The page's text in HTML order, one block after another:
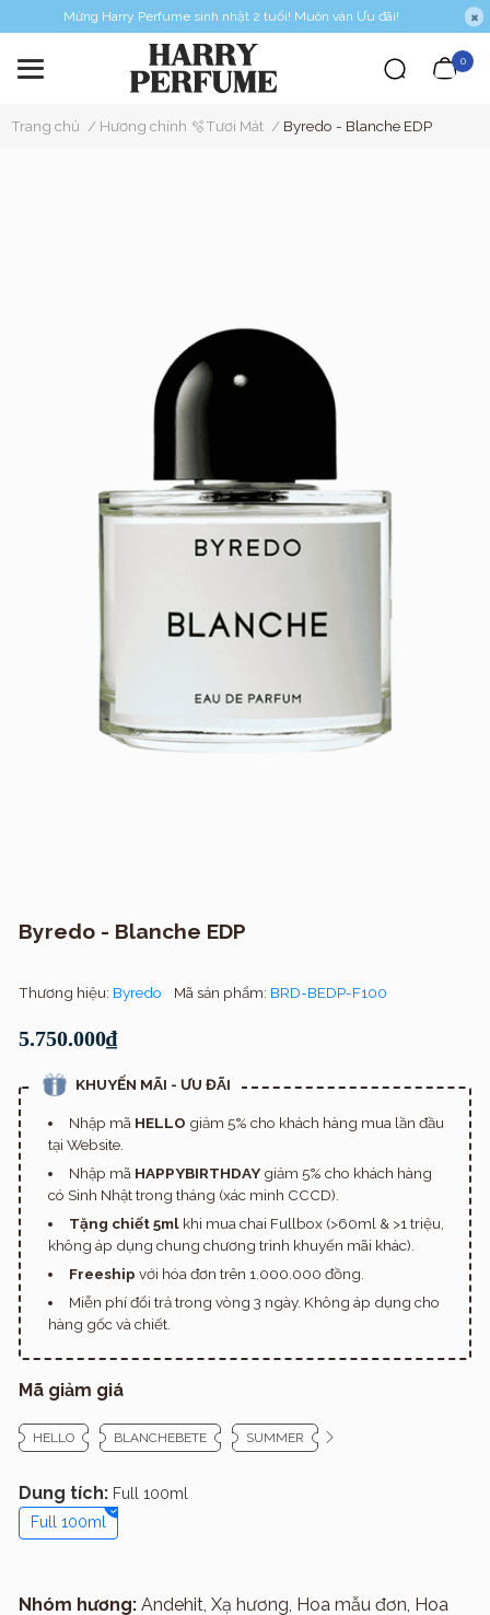
Mừng Harry Perfume sinh nhật 2 tuổi! Muôn vàn Ưu đãi!
0
Trang chủ / Hương chính 🫧Tươi Mát / Byredo - Blanche EDP
Byredo - Blanche EDP
Thương hiệu: Byredo Mã sản phẩm: BRD-BEDP-F100
5.750.000₫
KHUYẾN MÃI - ƯU ĐÃI
Nhập mã HELLO giảm 5% cho khách hàng mua lần đầu
tại Website.
Nhập mã HAPPYBIRTHDAYgiảm 5% cho khách hàng
có Sinh Nhật trong tháng (xác minh CCCD).
Tặng chiết 5mlkhi mua chai Fullbox (>60ml & >1 triệu,
không áp dụng chung chương trình khuyến mãi khác).
Freeship với hóa đơn trên 1.000.000 đồng.
Miễn phí đổi trả trong vòng 3 ngày. Không áp dụng cho
hàng gốc và chiết.
Mã giảm giá
HELLO BLANCHEBETE SUMMER
Dung tích: Full 100ml
Full 100ml
Nhóm hương: Andehit, Xạ hương, Hoa mẫu đơn, Hoa